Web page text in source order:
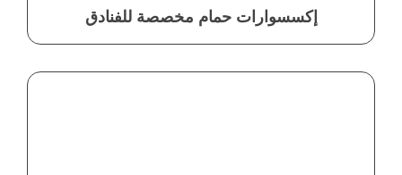
إكسسوارات حمام مخصصة للفنادق